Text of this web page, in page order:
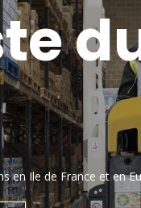
en Ile de France et en